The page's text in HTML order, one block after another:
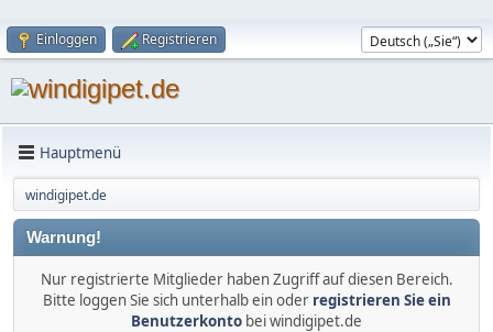
Einloggen Registrieren
Hauptmenü
windigipet.de
Warnung!
Nur registrierte Mitglieder haben Zugriff auf diesen Bereich.
Bitte loggen Sie sich unterhalb ein oder registrieren Sie ein
Benutzerkonto bei windigipet.de